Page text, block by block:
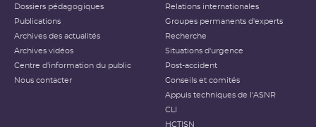
Dossiers pédagogiques
Publications
Archives des actualités
Archives vidéos
Centre d'information du public
Nous contacter
Relations internationales
Groupes permanents d'experts
Recherche
Situations d'urgence
Post-accident
Conseils et comités
Appuis techniques de l'ASNR
CLI
HCTISN